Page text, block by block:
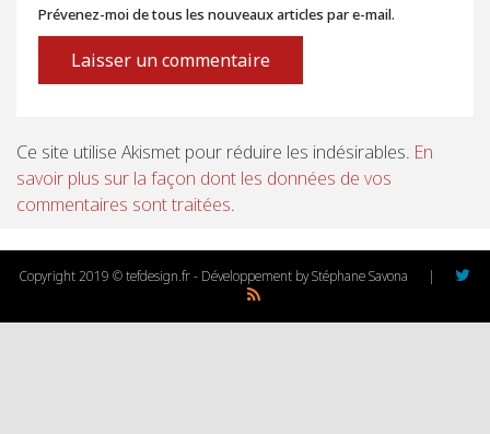
Prévenez-moi de tous les nouveaux articles par e-mail.
Ce site utilise Akismet pour réduire les indésirables. En
savoir plus sur la façon dont les données de vos
commentaires sont traitées.
Copyright 2019 © tefdesign.fr - Développement by Stéphane Savona |